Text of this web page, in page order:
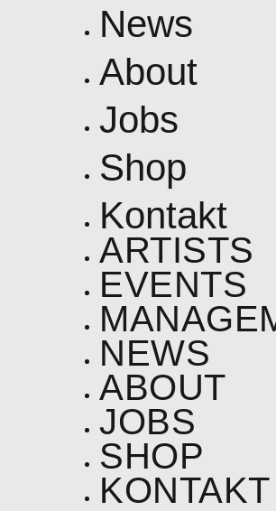
News
About
Jobs
Shop
Kontakt
ARTISTS
EVENTS
NEWS
ABOUT
JOBS
SHOP
KONTAKT